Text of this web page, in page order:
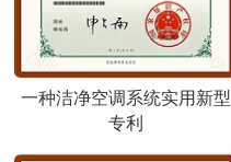
一种洁净空调系统实用新型
专利